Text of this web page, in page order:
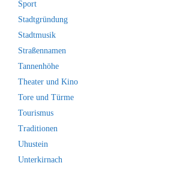
Sport
Stadtgründung
Stadtmusik
Straßennamen
Tannenhöhe
Theater und Kino
Tore und Türme
Tourismus
Traditionen
Uhustein
Unterkirnach